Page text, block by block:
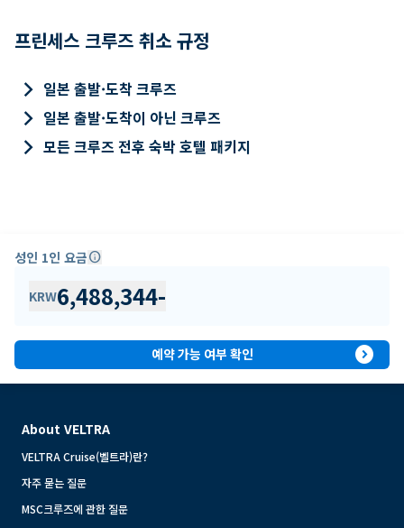
프린세스 크루즈 취소 규정
keyboard_arrow_right 일본 출발·도착 크루즈
keyboard_arrow_right 일본 출발·도착이 아닌 크루즈
keyboard_arrow_right 모든 크루즈 전후 숙박 호텔 패키지
성인 1인 요금info
KRW6,488,344-
예약 가능 여부 확인 expand_circle_right
About VELTRA
VELTRA Cruise(벨트라)란?
자주 묻는 질문
MSC크루즈에 관한 질문